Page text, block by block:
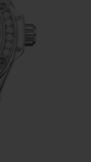
Циферблат
В
в